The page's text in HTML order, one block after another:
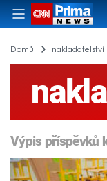
Domů nakladatelství
Výpis příspěvků